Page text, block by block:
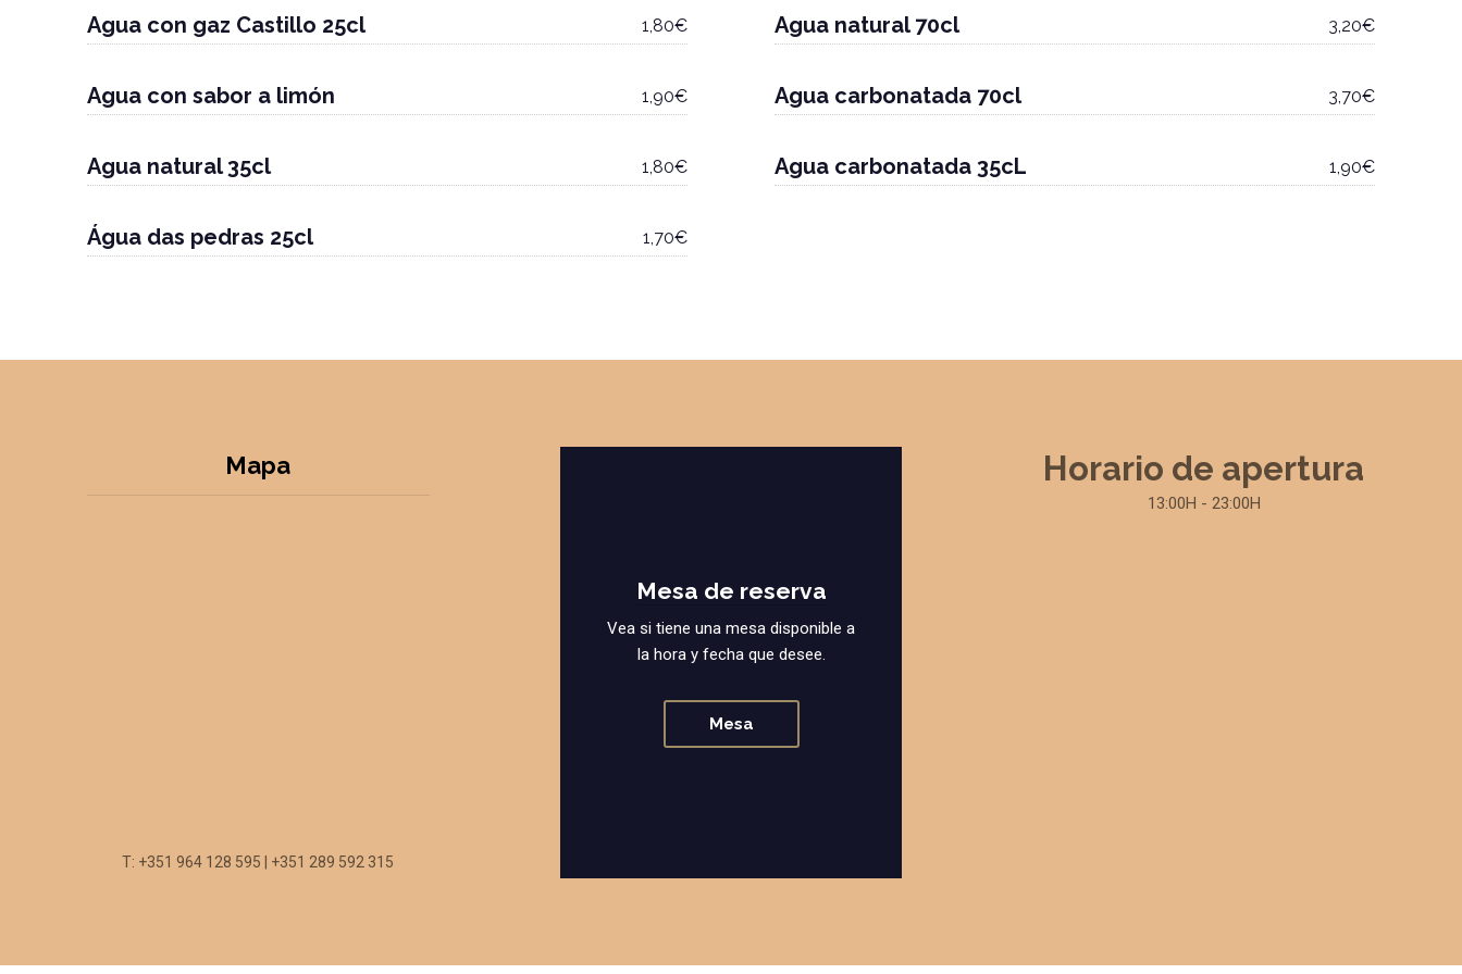
Agua con gaz Castillo 25cl 1,80€ Agua natural 70cl 3,20€
Agua con sabor a limón 1,90€ Agua carbonatada 70cl 3,70€
Agua natural 35cl 1,80€ Agua carbonatada 35cL 1,90€
Água das pedras 25cl 1,70€
Mapa
T: +351 964 128 595 | +351 289 592 315
Mesa de reserva
Vea si tiene una mesa disponible a
la hora y fecha que desee.
Mesa
Horario de apertura
13:00H - 23:00H